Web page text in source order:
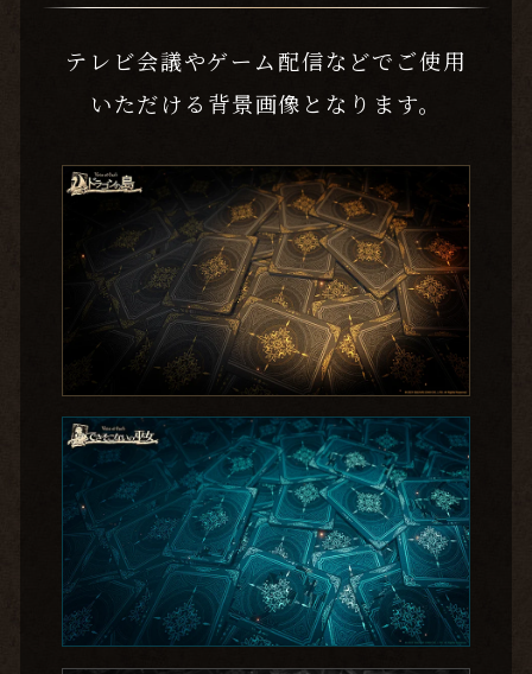
テレビ会議やゲーム配信などでご使用
いただける背景画像となります。